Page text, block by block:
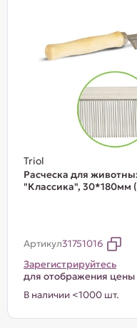
Triol
Расческа для
"Классика", 30*180мм
Артикул31751016
Зарегистрируйтесь
для отображения цены
В наличии <1000 шт.